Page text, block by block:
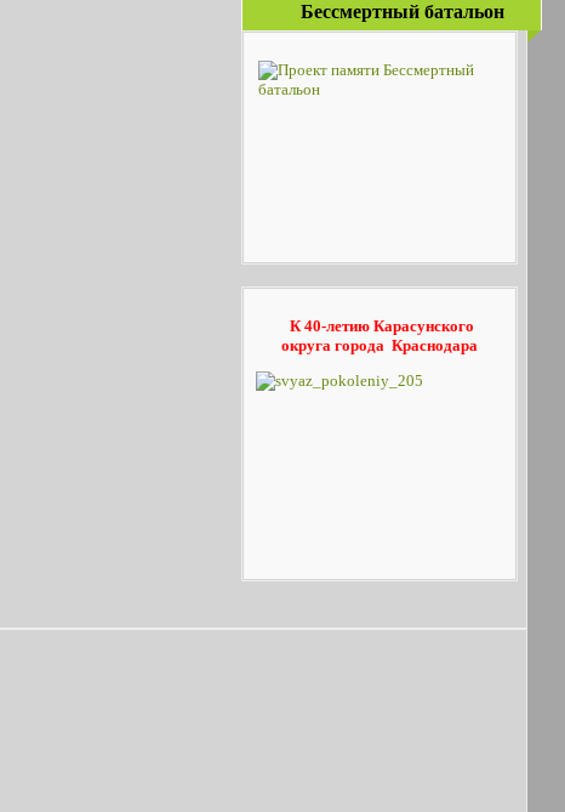
Бессмертный батальон
К 40-летию Карасунского
округа города Краснодара